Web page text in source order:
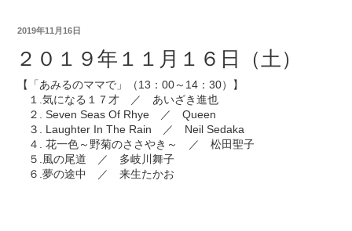
2019年11月16日
２０１９年１１月１６日（土）
【「あみるのママで」（13：00～14：30）】
１.気になる１７才 ／ あいざき進也
２. Seven Seas Of Rhye ／ Queen
３. Laughter In The Rain ／ Neil Sedaka
４. 花一色～野菊のささやき～ ／ 松田聖子
５.風の尾道 ／ 多岐川舞子
６.夢の途中 ／ 来生たかお